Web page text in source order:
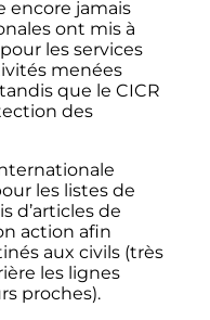
encore jamais
ont mis à
les services
menées
que le CICR
des
les listes de
d’articles de
action afin
aux civils (très
les lignes
proches).